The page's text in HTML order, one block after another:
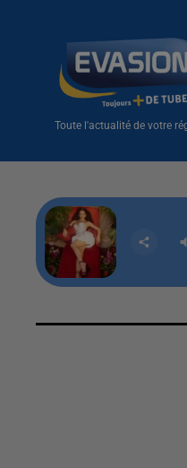
Toute l'actualité de votre